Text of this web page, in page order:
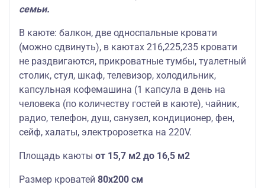
семьи.
В каюте: балкон, две односпальные кровати
(можно сдвинуть), в каютах 216,225,235 кровати
не раздвигаются, прикроватные тумбы, туалетный
столик, стул, шкаф, телевизор, холодильник,
капсульная кофемашина (1 капсула в день на
человека (по количеству гостей в каюте), чайник,
радио, телефон, душ, санузел, кондиционер, фен,
сейф, халаты, электророзетка на 220V.
Площадь каюты от 15,7 м2 до 16,5 м2
Размер кроватей 80х200 см